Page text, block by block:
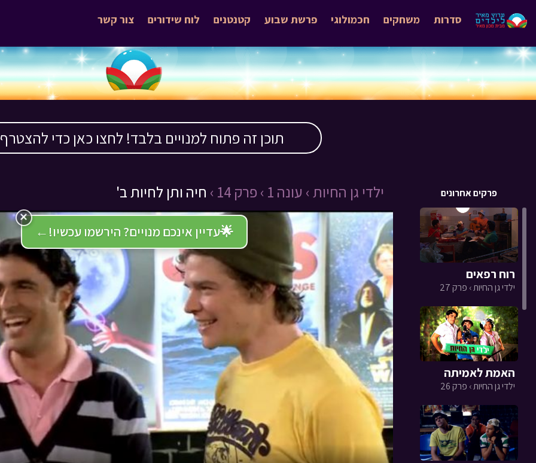
צור קשר לוח שידורים קטנטנים פרשת שבוע חכמולוגי משחקים סדרות
תוכן זה פתוח למנויים בלבד! לחצו כאן כדי להצטרף
ילדי גן החיות › עונה 1 › פרק 14 › חיה ותן לחיות ב' פרקים אחרונים
🌟עדיין אינכם מנויים? הירשמו עכשיו! ←
×
רוח רפאים
ילדי גן החיות › פרק 27
האמת לאמיתה
ילדי גן החיות › פרק 26